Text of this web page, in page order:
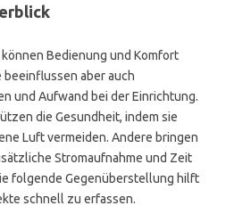
Bedienung und Komfort
aber auch
und Aufwand bei der Einrichtung.
die Gesundheit, indem sie
Luft vermeiden. Andere bringen
Stromaufnahme und Zeit
folgende Gegenüberstellung hilft
schnell zu erfassen.